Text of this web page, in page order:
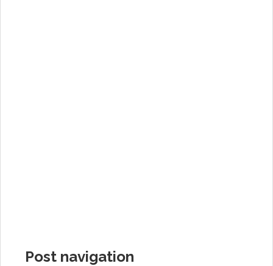
Post navigation